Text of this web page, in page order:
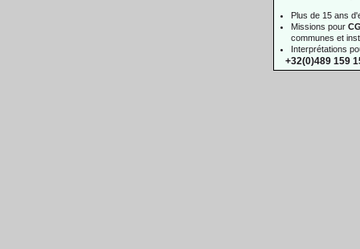
Plus de 15 ans
Missions pour
communes et
Interprétations
+32(0)489 159